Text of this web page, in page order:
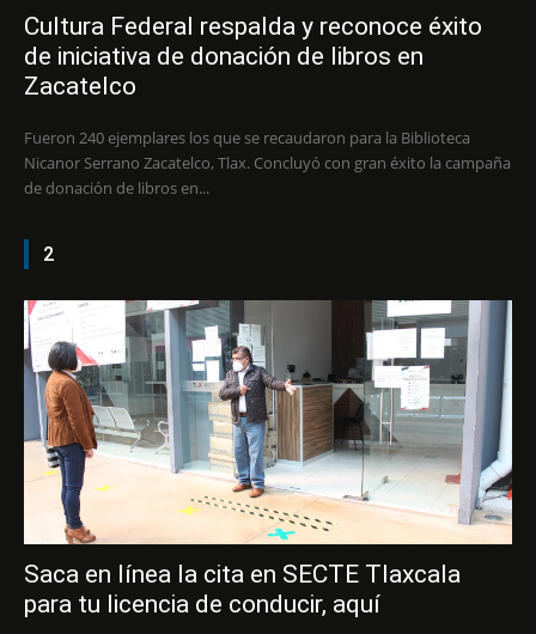
Cultura Federal respalda y reconoce éxito
de iniciativa de donación de libros en
Zacatelco
Fueron 240 ejemplares los que se recaudaron para la Biblioteca
Nicanor Serrano Zacatelco, Tlax. Concluyó con gran éxito la campaña
de donación de libros en...
2
Saca en línea la cita en SECTE Tlaxcala
para tu licencia de conducir, aquí